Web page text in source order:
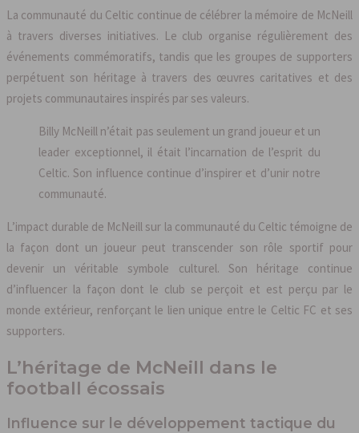
La communauté du Celtic continue de célébrer la mémoire de McNeill
à travers diverses initiatives. Le club organise régulièrement des
événements commémoratifs, tandis que les groupes de supporters
perpétuent son héritage à travers des œuvres caritatives et des
projets communautaires inspirés par ses valeurs.
Billy McNeill n’était pas seulement un grand joueur et un
leader exceptionnel, il était l’incarnation de l’esprit du
Celtic. Son influence continue d’inspirer et d’unir notre
communauté.
L’impact durable de McNeill sur la communauté du Celtic témoigne de
la façon dont un joueur peut transcender son rôle sportif pour
devenir un véritable symbole culturel. Son héritage continue
d’influencer la façon dont le club se perçoit et est perçu par le
monde extérieur, renforçant le lien unique entre le Celtic FC et ses
supporters.
L’héritage de McNeill dans le
football écossais
Influence sur le développement tactique du